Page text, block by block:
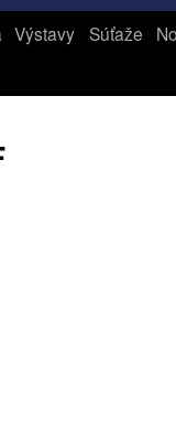
Výstavy Súťaže